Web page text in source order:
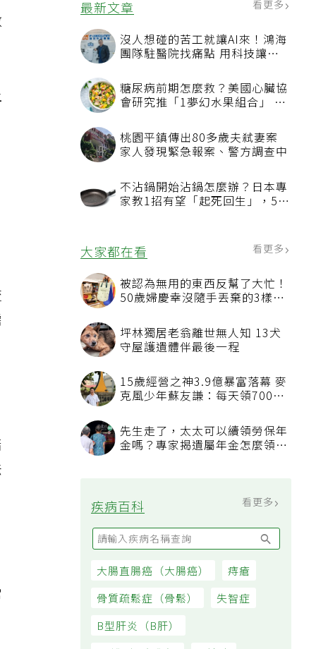
最新文章 看更多
沒人想碰的苦工就讓AI來！鴻海
團隊駐醫院找痛點 用科技讓醫
糖尿病前期怎麼救？美國心臟協
會研究推「1夢幻水果組合」 酪
桃園平鎮傳出80多歲夫弒妻案
家人發現緊急報案、警方調查中
不沾鍋開始沾鍋怎麼辦？日本專
家教1招有望「起死回生」，5情
大家都在看
被認為無用的東西反幫了大忙！
50歲婦慶幸沒隨手丟棄的3樣物
坪林獨居老翁離世無人知 13犬
守屋護遺體伴最後一程
15歲經營之神3.9億暴富落幕 麥
過日子
先生走了，太太可以續領勞保年
疾病百科